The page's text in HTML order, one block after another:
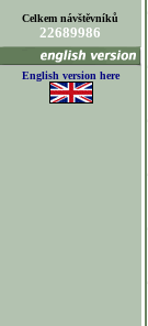
Celkem návštěvníků
22689986
English version here